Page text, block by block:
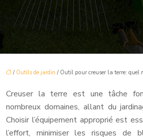
/ Outils de jardin / Outil pour creuser la terre: quel
Creuser la terre est une tâche
nombreux domaines, allant du
Choisir l’équipement approprié est
l’effort, minimiser les risques de